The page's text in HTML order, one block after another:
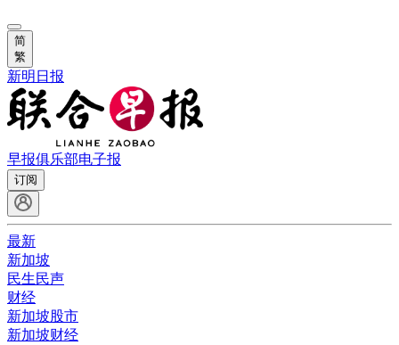
简
繁
新明日报
早报俱乐部电子报
订阅
最新
新加坡
民生民声
财经
新加坡股市
新加坡财经